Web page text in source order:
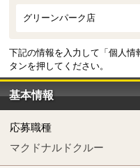
グリーンパーク店
下記の情報を入力して「個人
タンを押してください。
基本情報
応募職種
マクドナルドクルー